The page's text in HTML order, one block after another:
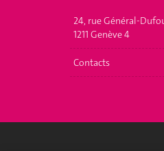
24, rue Général-
1211 Genève 4
Contacts